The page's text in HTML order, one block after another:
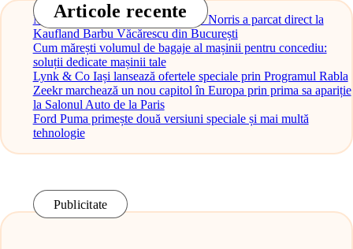
Articole recente
Monopostul McLaren al lui Lando Norris a parcat direct la
Kaufland Barbu Văcărescu din București
Cum mărești volumul de bagaje al mașinii pentru concediu:
soluții dedicate mașinii tale
Lynk & Co Iași lansează ofertele speciale prin Programul Rabla
Zeekr marchează un nou capitol în Europa prin prima sa apariție
la Salonul Auto de la Paris
Ford Puma primește două versiuni speciale și mai multă
tehnologie
Publicitate